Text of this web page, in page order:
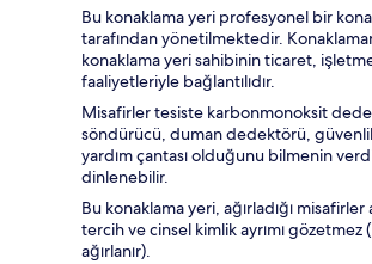
Bu konaklama yeri profesyonel bir
tarafından yönetilmektedir.
konaklama yeri sahibinin ticaret,
faaliyetleriyle bağlantılıdır.
Misafirler tesiste karbonmonoksit
söndürücü, duman dedektörü,
yardım çantası olduğunu bilmenin
dinlenebilir.
Bu konaklama yeri, ağırladığı misafirler
tercih ve cinsel kimlik ayrımı gözetmez
ağırlanır).